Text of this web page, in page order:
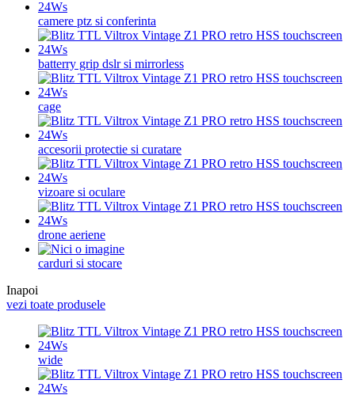
camere ptz si conferinta
batterry grip dslr si mirrorless
cage
accesorii protectie si curatare
vizoare si oculare
drone aeriene
carduri si stocare
Inapoi
vezi toate produsele
wide